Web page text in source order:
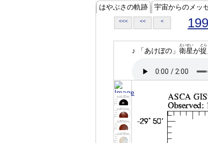
はやぶさの軌跡 宇宙からのメッ
<<< << <
♪ 「あけぼの」 衛星
えいせい
が捉
とら